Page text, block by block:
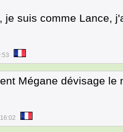
je suis comme Lance,
Mégane dévisage le